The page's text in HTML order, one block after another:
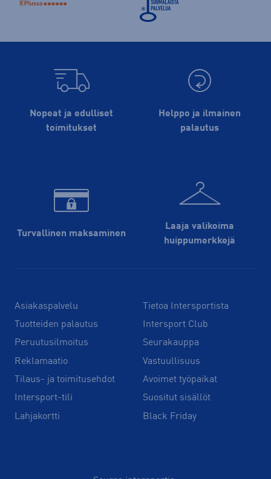
Nopeat ja edulliset
toimitukset
Helppo ja ilmainen
palautus
Turvallinen maksaminen
Laaja valikoima
huippu­merkkejä
Asiakaspalvelu
Tuotteiden palautus
Peruutusilmoitus
Reklamaatio
Tilaus- ja toimitusehdot
Intersport-tili
Lahjakortti
Tietoa Intersportista
Intersport Club
Seurakauppa
Vastuullisuus
Avoimet työpaikat
Suositut sisällöt
Black Friday